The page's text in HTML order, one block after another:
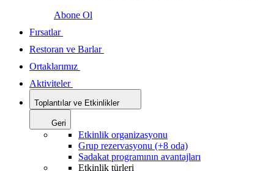
Abone Ol
Fırsatlar
Restoran ve Barlar
Ortaklarımız
Aktiviteler
Toplantılar ve Etkinlikler
Geri
Etkinlik organizasyonu
Grup rezervasyonu (+8 oda)
Sadakat programının avantajları
Etkinlik türleri